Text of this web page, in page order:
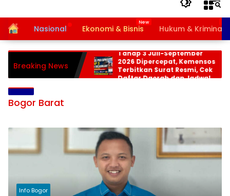
HomeNasional Ekonomi & Bisnis Hukum & Kriminal
Breaking News
Bansos PKH dan BPNT
Tahap 3 Juli-September
2026 Dipercepat, Kemensos
Terbitkan Surat Resmi, Cek
Daftar Daerah dan Jadwal
Bogor Barat
Info Bogor